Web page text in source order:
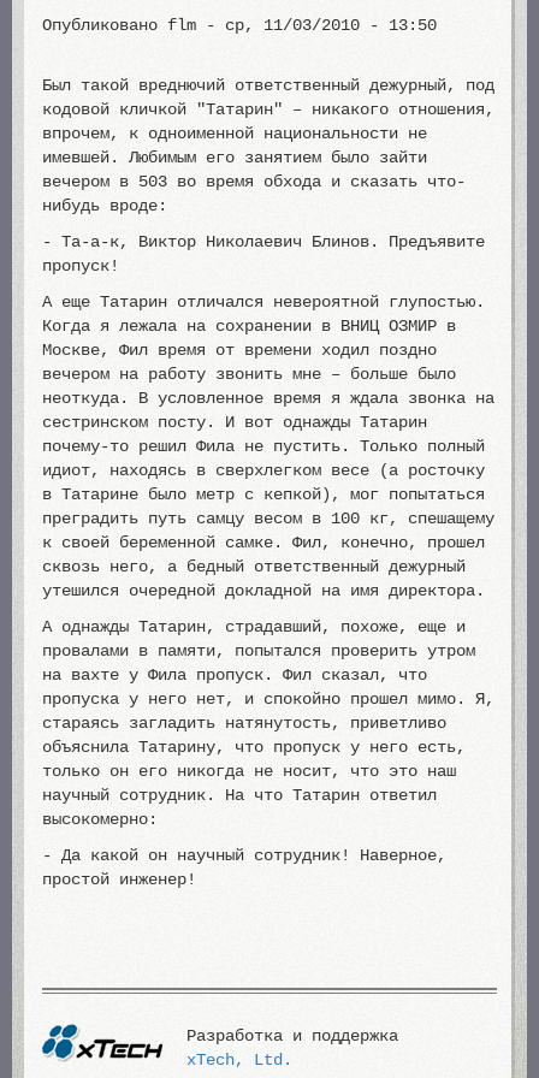
Опубликовано flm - ср, 11/03/2010 - 13:50
Был такой вреднючий ответственный дежурный, под
кодовой кличкой "Татарин" – никакого отношения,
впрочем, к одноименной национальности не
имевшей. Любимым его занятием было зайти
вечером в 503 во время обхода и сказать что-
нибудь вроде:
- Та-а-к, Виктор Николаевич Блинов. Предъявите
пропуск!
А еще Татарин отличался невероятной глупостью.
Когда я лежала на сохранении в ВНИЦ ОЗМИР в
Москве, Фил время от времени ходил поздно
вечером на работу звонить мне – больше было
неоткуда. В условленное время я ждала звонка на
сестринском посту. И вот однажды Татарин
почему-то решил Фила не пустить. Только полный
идиот, находясь в сверхлегком весе (а росточку
в Татарине было метр с кепкой), мог попытаться
преградить путь самцу весом в 100 кг, спешащему
к своей беременной самке. Фил, конечно, прошел
сквозь него, а бедный ответственный дежурный
утешился очередной докладной на имя директора.
А однажды Татарин, страдавший, похоже, еще и
провалами в памяти, попытался проверить утром
на вахте у Фила пропуск. Фил сказал, что
пропуска у него нет, и спокойно прошел мимо. Я,
стараясь загладить натянутость, приветливо
объяснила Татарину, что пропуск у него есть,
только он его никогда не носит, что это наш
научный сотрудник. На что Татарин ответил
высокомерно:
- Да какой он научный сотрудник! Наверное,
простой инженер!
Разработка и поддержка
xTech, Ltd.